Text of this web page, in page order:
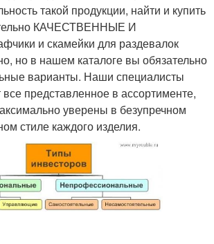
такой продукции, найти и купить
КАЧЕСТВЕННЫЕ И
и скамейки для раздевалок
но в нашем каталоге вы обязательно
варианты. Наши специалисты
представленное в ассортименте,
уверены в безупречном
стиле каждого изделия.